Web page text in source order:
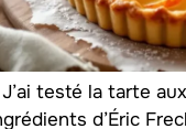
J’ai testé la tarte
d’Éric